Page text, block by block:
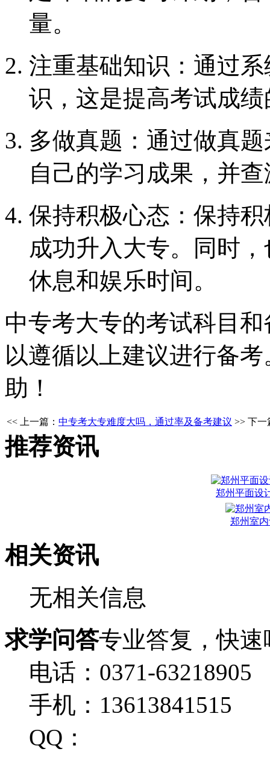
量。
注重基础知识：通过
识，这是提高考试成
多做真题：通过做真
自己的学习成果，并
保持积极心态：保持
成功升入大专。同时
休息和娱乐时间。
中专考大专的考试科目
以遵循以上建议进行备
助！
<< 上一篇： 中专考大专难度大吗，通过率及备考建议 >> 下一
推荐资讯
郑州平面设
郑州室
相关资讯
无相关信息
求学问答专业答复，快速
电话：0371-63218905
手机：13613841515
QQ：